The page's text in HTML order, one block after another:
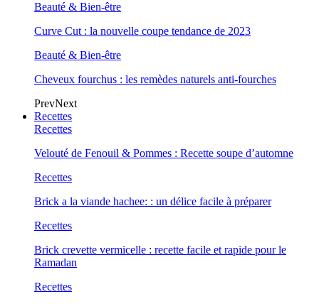
Beauté & Bien-être
Curve Cut : la nouvelle coupe tendance de 2023
Beauté & Bien-être
Cheveux fourchus : les remèdes naturels anti-fourches
PrevNext
Recettes
Recettes
Velouté de Fenouil & Pommes : Recette soupe d’automne
Recettes
Brick a la viande hachee: : un délice facile à préparer
Recettes
Brick crevette vermicelle : recette facile et rapide pour le
Ramadan
Recettes